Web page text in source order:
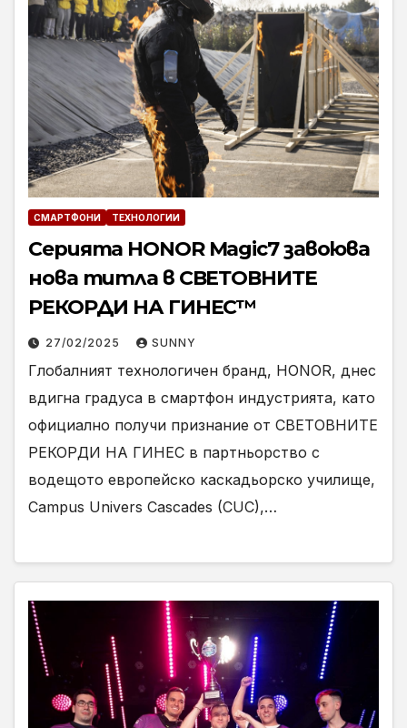
СМАРТФОНИ ТЕХНОЛОГИИ
Серията HONOR Magic7 завоюва
нова титла в СВЕТОВНИТЕ
РЕКОРДИ НА ГИНЕС™
27/02/2025 SUNNY
Глобалният технологичен бранд, HONOR, днес
вдигна градуса в смартфон индустрията, като
официално получи признание от СВЕТОВНИТЕ
РЕКОРДИ НА ГИНЕС в партньорство с
водещото европейско каскадьорско училище,
Campus Univers Cascades (CUC),…